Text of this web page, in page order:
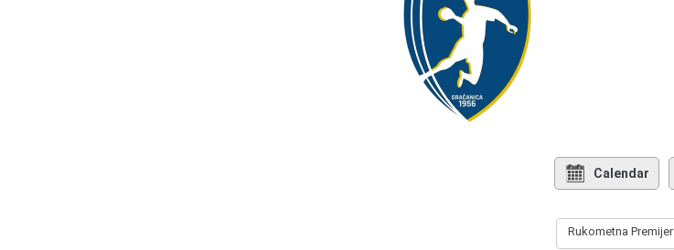
Calendar
Rukometna